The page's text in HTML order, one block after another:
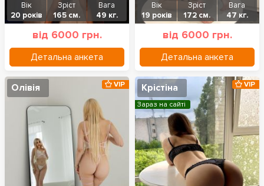
Вік
20 років
Зріст
165 см.
Вага
49 кг.
від 6000 грн.
Детальна анкета
Вік
19 років
Зріст
172 см.
Вага
47 кг.
від 6000 грн.
Детальна анкета
Олівія VIP Крістіна VIP
Зараз на сайті